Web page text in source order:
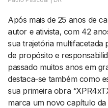
Contactos
EMAIL
GERAL@BANTUMEN.COM
WHATSAPP
+351 912 127 577
Após mais de 25 anos de
autor e ativista, com 42
sua trajetória multifacetada
de propósito e
passado muitos anos em
destaca-se também como
sua primeira obra
marca um novo capítulo